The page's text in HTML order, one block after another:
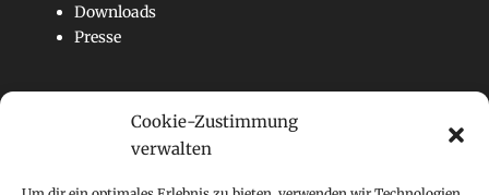
Cookie-Zustimmung
verwalten
Downloads
Presse